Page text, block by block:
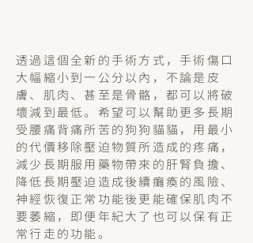
透過這個全新的手術方式，手術傷口
大幅縮小到一公分以內，不論是皮
膚、肌肉、甚至是骨骼，都可以將破
壞減到最低。希望可以幫助更多長期
受腰痛背痛所苦的狗狗貓貓，用最小
的代價移除壓迫物質所造成的疼痛，
減少長期服用藥物帶來的肝腎負擔、
降低長期壓迫造成後續癱瘓的風險、
神經恢復正常功能後更能確保肌肉不
要萎縮，即便年紀大了也可以保有正
常行走的功能。